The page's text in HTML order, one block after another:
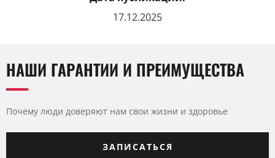
17.12.2025
НАШИ ГАРАНТИИ И ПРЕИМУЩЕСТВА
Почему люди доверяют нам свои жизни и здоровье
ЗАПИСАТЬСЯ